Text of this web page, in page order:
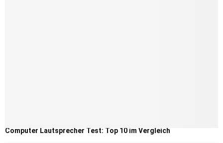
Computer Lautsprecher Test: Top 10 im Vergleich